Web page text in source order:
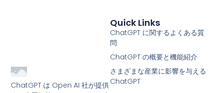
ChatGPT は Open AI 社が提供
Quick Links
ChatGPT に関するよくある質
問
ChatGPT の概要と機能紹介
さまざまな産業に影響を与える
ChatGPT